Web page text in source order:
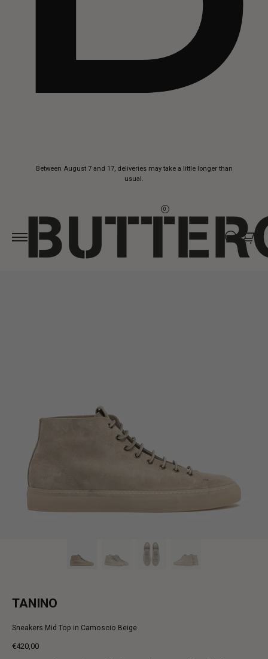
Between August 7 and 17, deliveries may take a little longer than
usual.
0
TANINO
Sneakers Mid Top in Camoscio Beige
€420,00